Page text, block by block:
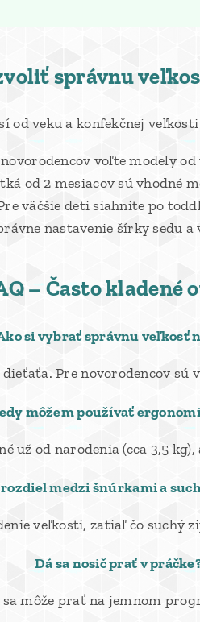
správnu
od veku a konfekčnej
voľte modely
od 2 mesiacov sú vhodné
väčšie deti siahnite po
nastavenie šírky sedu
– Často kladené
si vybrať správnu veľkosť
Pre novorodencov
môžem používať
už od narodenia (cca 3,5
medzi šnúrkami a
veľkosti, zatiaľ čo suchý
Dá sa nosič prať v
môže prať na jemnom